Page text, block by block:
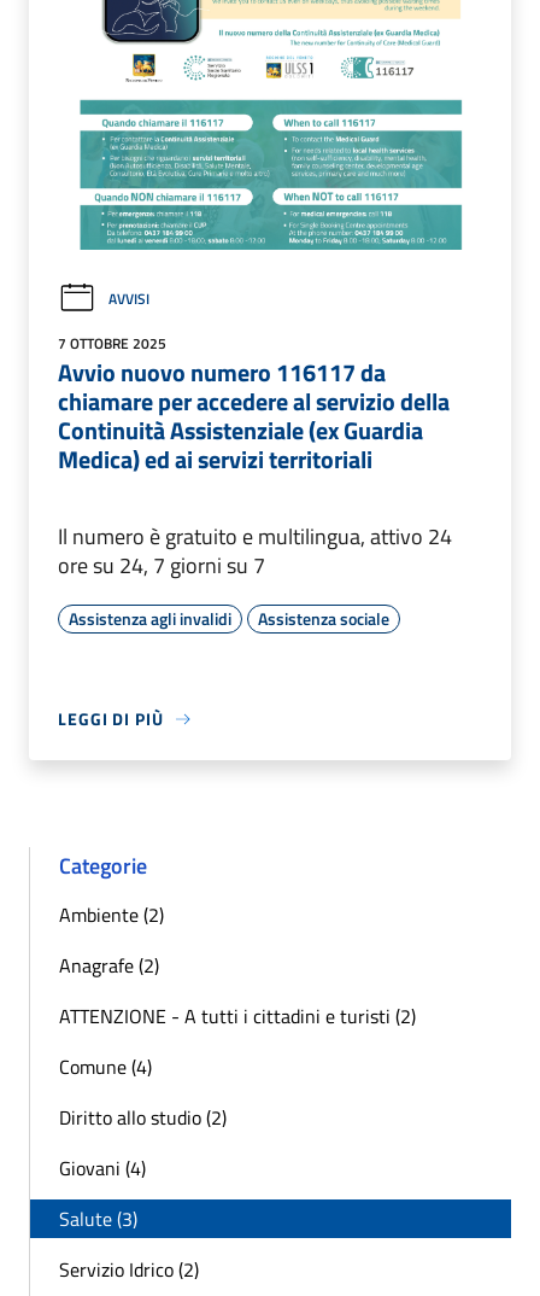
AVVISI
7 OTTOBRE 2025
Avvio nuovo numero 116117 da
chiamare per accedere al servizio della
Continuità Assistenziale (ex Guardia
Medica) ed ai servizi territoriali
Il numero è gratuito e multilingua, attivo 24
ore su 24, 7 giorni su 7
Assistenza agli invalidi Assistenza sociale
LEGGI DI PIÙ
Categorie
Ambiente (2)
Anagrafe (2)
ATTENZIONE - A tutti i cittadini e turisti (2)
Comune (4)
Diritto allo studio (2)
Giovani (4)
Salute (3)
Servizio Idrico (2)